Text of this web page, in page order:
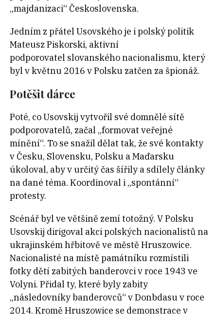
„majdanizaci“ Československa.
Jedním z přátel Usovského je i polský politik
Mateusz Piskorski, aktivní
podporovatel slovanského nacionalismu, který
byl v květnu 2016 v Polsku zatčen za špionáž.
Potěšit dárce
Poté, co Usovskij vytvořil své domnělé sítě
podporovatelů, začal „formovat veřejné
mínění“. To se snažil dělat tak, že své kontakty
v Česku, Slovensku, Polsku a Maďarsku
úkoloval, aby v určitý čas šířily a sdílely články
na dané téma. Koordinoval i „spontánní“
protesty.
Scénář byl ve většině zemí totožný. V Polsku
Usovskij dirigoval akci polských nacionalistů na
ukrajinském hřbitově ve městě Hruszowice.
Nacionalisté na místě památníku rozmístili
fotky dětí zabitých banderovci v roce 1943 ve
Volyni. Přidal ty, které byly zabity
„následovníky banderovců“ v Donbdasu v roce
2014. Kromě Hruszowice se demonstrace v